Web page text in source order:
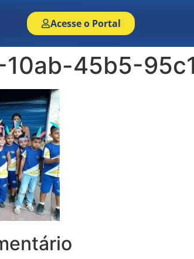
Acesse o Portal
10ab-45b5-